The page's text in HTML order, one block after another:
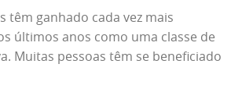
têm ganhado cada vez mais
últimos anos como uma classe de
Muitas pessoas têm se beneficiado